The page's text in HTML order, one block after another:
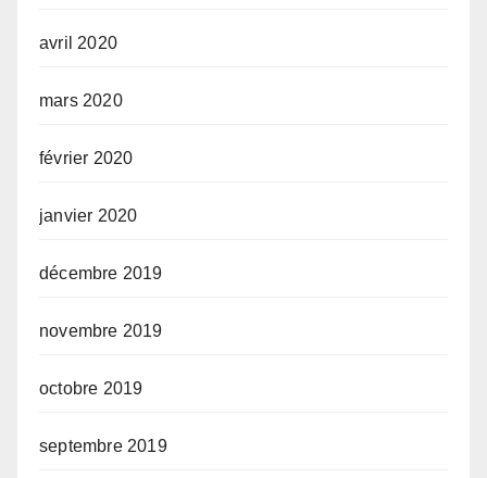
avril 2020
mars 2020
février 2020
janvier 2020
décembre 2019
novembre 2019
octobre 2019
septembre 2019